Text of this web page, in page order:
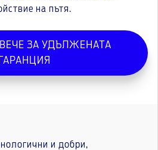
на пътя.
ЗА УДЪЛЖЕНАТА
ГАРАНЦИЯ
и добри,